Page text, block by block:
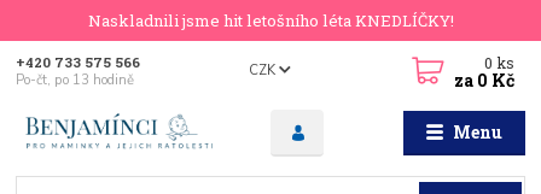
Naskladnili jsme hit letošního léta KNEDLÍČKY!
Menu
CZK
+420 733 575 566
Po-čt, po 13 hodině
0ks
za 0 Kč